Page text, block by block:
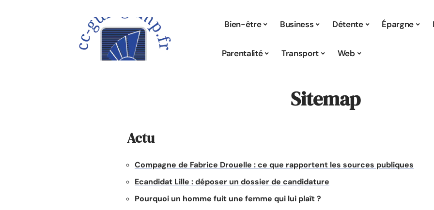
Bien-être Business Détente Épargne
Parentalité Transport Web
Sitemap
Actu
Compagne de Fabrice Drouelle : ce que rapportent les sources publiques
Ecandidat Lille : déposer un dossier de candidature
Pourquoi un homme fuit une femme qui lui plaît ?